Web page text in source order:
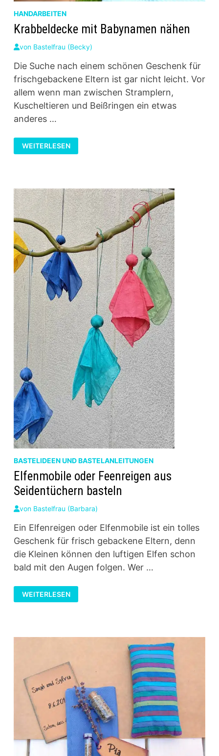
HANDARBEITEN
Krabbeldecke mit Babynamen nähen
von Bastelfrau (Becky)
Die Suche nach einem schönen Geschenk für
frischgebackene Eltern ist gar nicht leicht. Vor
allem wenn man zwischen Stramplern,
Kuscheltieren und Beißringen ein etwas
anderes …
KRABBELDECKE
MIT
BABYNAMEN
WEITERLESEN
BASTELIDEEN UND BASTELANLEITUNGEN
Elfenmobile oder Feenreigen aus
Seidentüchern basteln
von Bastelfrau (Barbara)
Ein Elfenreigen oder Elfenmobile ist ein tolles
Geschenk für frisch gebackene Eltern, denn
die Kleinen können den luftigen Elfen schon
bald mit den Augen folgen. Wer …
ELFENMOBILE
ODER
FEENREIGEN
WEITERLESEN